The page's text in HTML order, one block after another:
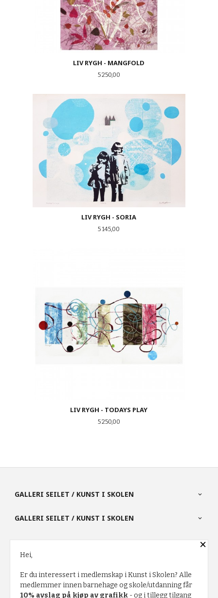
LIV RYGH - MANGFOLD
Pris
5 250,00
LIV RYGH - SORIA
Pris
5 145,00
LIV RYGH - TODAYS PLAY
Pris
5 250,00
GALLERI SEILET / KUNST I SKOLEN
GALLERI SEILET / KUNST I SKOLEN
PARTNERE
FRAKT KJØPSBETINGELSER SIKKERHET OG PERSONVERN
×
Hei,
Er du interessert i medlemskap i Kunst i Skolen? Alle
medlemmer innen barnehage og skole/utdanning får
10% avslag på kjøp av grafikk - og i tillegg tilgang